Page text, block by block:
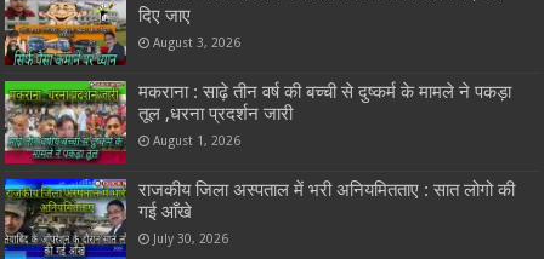
दिए जाए
August 3, 2026
मकराना : साढ़े तीन वर्ष की बच्ची से दुष्कर्म के मामले ने पकड़ा
तूल ,धरना प्रदर्शन जारी
August 1, 2026
राजकीय जिला अस्पताल में भरी अनियमितताए : सात लोगो की
गई आँखे
July 30, 2026